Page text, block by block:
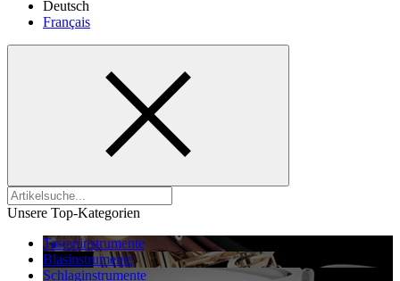
Deutsch
Français
Unsere Top-Kategorien
Tasteninstrumente
Blasinstrumente
Schlaginstrumente